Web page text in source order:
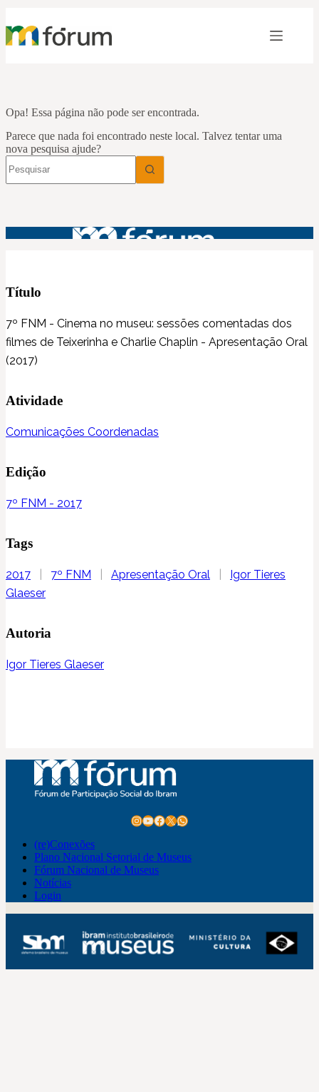
Título
7º FNM - Cinema no museu: sessões comentadas dos
filmes de Teixerinha e Charlie Chaplin - Apresentação Oral
(2017)
Atividade
Comunicações Coordenadas
Edição
7º FNM - 2017
Tags
2017 7º FNM Apresentação Oral
Igor Tieres
Glaeser
Autoria
Igor Tieres Glaeser
Instagram
Youtube
Facebook
X WhatsApp
(re)Conexões
Plano Nacional Setorial de Museus
Fórum Nacional de Museus
Notícias
Login